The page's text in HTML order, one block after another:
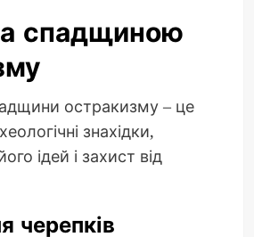
спадщиною
остракизму – це
знахідки,
ідей і захист від
черепків